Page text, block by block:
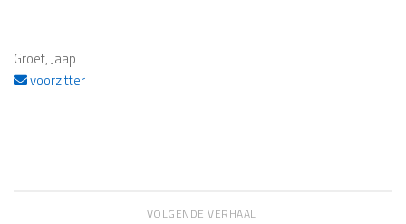
Groet, Jaap
voorzitter
VOLGENDE VERHAAL